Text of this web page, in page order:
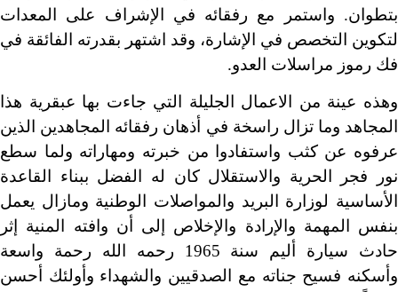
بتطوان. واستمر مع رفقائه في الإشراف على المعدات
لتكوين التخصص في الإشارة، وقد اشتهر بقدرته الفائقة في
فك رموز مراسلات العدو.
وهذه عينة من الاعمال الجليلة التي جاءت بها عبقرية هذا
المجاهد وما تزال راسخة في أذهان رفقائه المجاهدين الذين
عرفوه عن كثب واستفادوا من خبرته ومهاراته ولما سطع
نور فجر الحرية والاستقلال كان له الفضل ببناء القاعدة
الأساسية لوزارة البريد والمواصلات الوطنية ومازال يعمل
بنفس المهمة والإرادة والإخلاص إلى أن وافته المنية إثر
حادث سيارة أليم سنة 1965 رحمه الله رحمة واسعة
وأسكنه فسيح جناته مع الصدقيين والشهداء وأولئك أحسن